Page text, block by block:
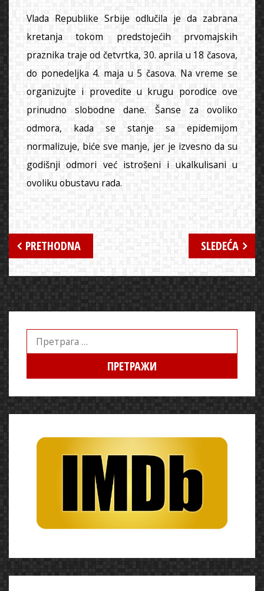
Vlada Republike Srbije odlučila je da zabrana
kretanja tokom predstojećih prvomajskih
praznika traje od četvrtka, 30. aprila u 18 časova,
do ponedeljka 4. maja u 5 časova. Na vreme se
organizujte i provedite u krugu porodice ove
prinudno slobodne dane. Šanse za ovoliko
odmora, kada se stanje sa epidemijom
normalizuje, biće sve manje, jer je izvesno da su
godišnji odmori već istrošeni i ukalkulisani u
ovoliku obustavu rada.
Кретање
чланка
PRETHODNA SLEDEĆA
Претрага
за: